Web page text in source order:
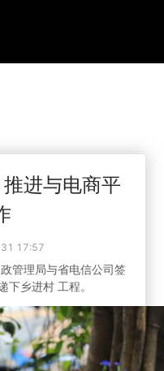
进与电商平
17:57
管理局与省电信公司签
下乡进村 工程。